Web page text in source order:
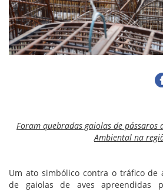
Foram quebradas gaiolas de pássaros
Ambiental na
Um ato simbólico contra o tráfico de
de gaiolas de aves apreendidas